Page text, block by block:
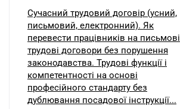
Сучасний трудовий договір (усний,
письмовий, електронний). Як
перевести працівників на письмові
трудові договори без порушення
законодавства. Трудові функції і
компетентності на основі
професійного стандарту без
дублювання посадової інструкції...